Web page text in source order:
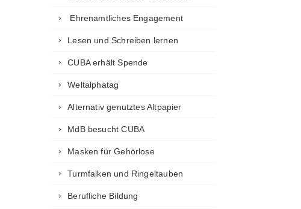
Ehrenamtliches Engagement
Lesen und Schreiben lernen
CUBA erhält Spende
Weltalphatag
Alternativ genutztes Altpapier
MdB besucht CUBA
Masken für Gehörlose
Turmfalken und Ringeltauben
Berufliche Bildung